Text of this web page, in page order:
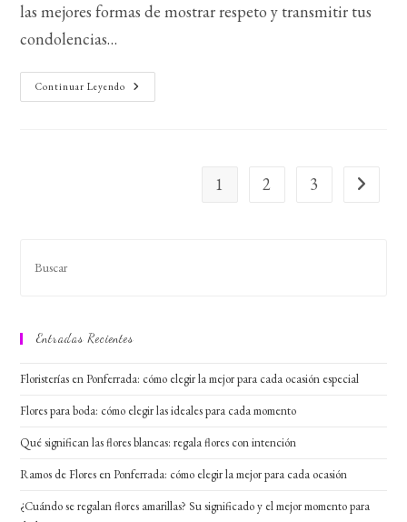
las mejores formas de mostrar respeto y transmitir tus
condolencias…
Continuar Leyendo Flores
Para
1 2 3 Ir a la
Entradas Recientes
Floristerías en Ponferrada: cómo elegir la mejor para cada ocasión especial
Flores para boda: cómo elegir las ideales para cada momento
Qué significan las flores blancas: regala flores con intención
Ramos de Flores en Ponferrada: cómo elegir la mejor para cada ocasión
¿Cuándo se regalan flores amarillas? Su significado y el mejor momento para